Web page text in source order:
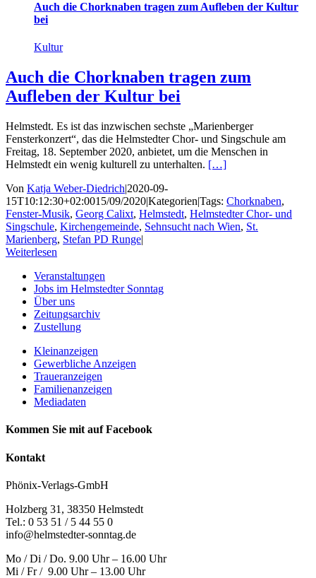
Auch die Chorknaben tragen zum Aufleben der Kultur
bei
Kultur
Auch die Chorknaben tragen zum
Aufleben der Kultur bei
Helmstedt. Es ist das inzwischen sechste „Marienberger
Fensterkonzert“, das die Helmstedter Chor- und Singschule am
Freitag, 18. September 2020, anbietet, um die Menschen in
Helmstedt ein wenig kulturell zu unterhalten. […]
Von Katja Weber-Diedrich|2020-09-
15T10:12:30+02:0015/09/2020|Kategorien|Tags: Chorknaben,
Fenster-Musik, Georg Calixt, Helmstedt, Helmstedter Chor- und
Singschule, Kirchengemeinde, Sehnsucht nach Wien, St.
Marienberg, Stefan PD Runge|
Weiterlesen
Veranstaltungen
Jobs im Helmstedter Sonntag
Über uns
Zeitungsarchiv
Zustellung
Kleinanzeigen
Gewerbliche Anzeigen
Traueranzeigen
Familienanzeigen
Mediadaten
Kommen Sie mit auf Facebook
Kontakt
Phönix-Verlags-GmbH
Holzberg 31, 38350 Helmstedt
Tel.: 0 53 51 / 5 44 55 0
info@helmstedter-sonntag.de
Mo / Di / Do. 9.00 Uhr – 16.00 Uhr
Mi / Fr / 9.00 Uhr – 13.00 Uhr